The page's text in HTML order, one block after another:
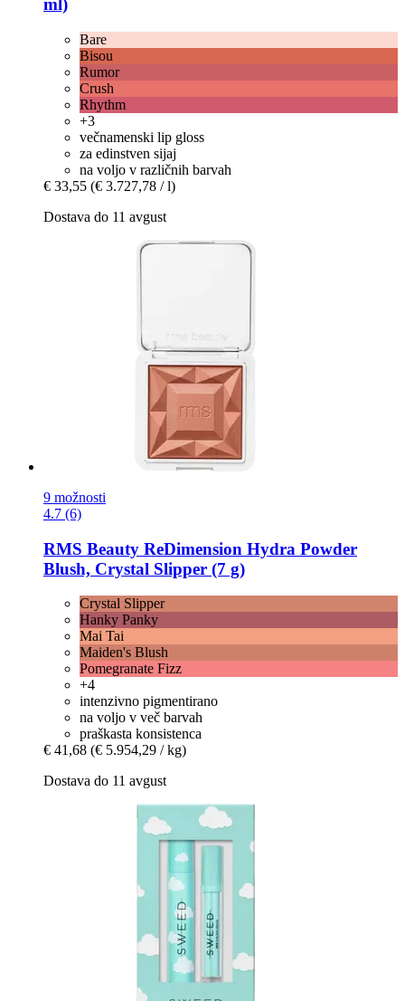
ml)
Bare
Bisou
Rumor
Crush
Rhythm
+3
večnamenski lip gloss
za edinstven sijaj
na voljo v različnih barvah
€ 33,55 (€ 3.727,78 / l)
Dostava do 11 avgust
9 možnosti
4.7 (6)
RMS Beauty ReDimension Hydra Powder
Blush, Crystal Slipper (7 g)
Crystal Slipper
Hanky Panky
Mai Tai
Maiden's Blush
Pomegranate Fizz
+4
intenzivno pigmentirano
na voljo v več barvah
praškasta konsistenca
€ 41,68 (€ 5.954,29 / kg)
Dostava do 11 avgust